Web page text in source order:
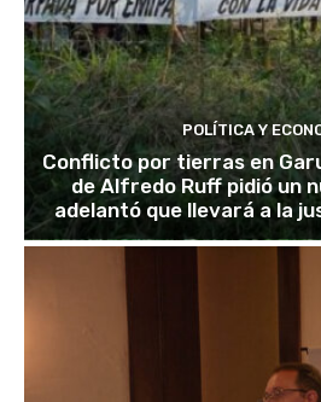
POLÍTICA Y
Conflicto por tierras en
de Alfredo Ruff pidió un
adelantó que llevará a la